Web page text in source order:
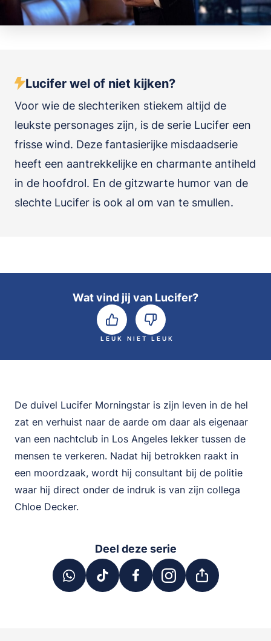
Lucifer wel of niet kijken?
Voor wie de slechteriken stiekem altijd de
leukste personages zijn, is de serie Lucifer een
frisse wind. Deze fantasierijke misdaadserie
heeft een aantrekkelijke en charmante antiheld
in de hoofdrol. En de gitzwarte humor van de
slechte Lucifer is ook al om van te smullen.
Wat vind jij van Lucifer?
LEUK NIET LEUK
De duivel Lucifer Morningstar is zijn leven in de hel
zat en verhuist naar de aarde om daar als eigenaar
van een nachtclub in Los Angeles lekker tussen de
mensen te verkeren. Nadat hij betrokken raakt in
een moordzaak, wordt hij consultant bij de politie
waar hij direct onder de indruk is van zijn collega
Chloe Decker.
Deel deze serie